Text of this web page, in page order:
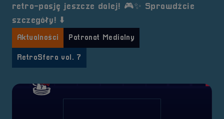
retro-pasję jeszcze dalej! 🎮✨ Sprawdźcie
szczegóły! ⬇️
Aktualności Patronat Medialny
RetroSfera vol. 7